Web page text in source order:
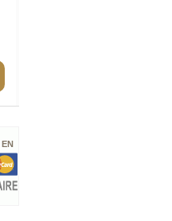
EN